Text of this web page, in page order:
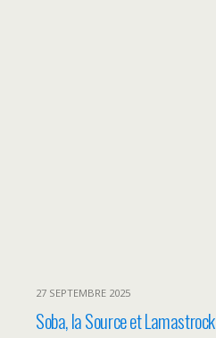
27 SEPTEMBRE 2025
Soba, la Source et Lamastrock